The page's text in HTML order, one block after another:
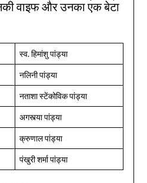
वाइफ और उनका एक बेटा
स्व. हिमांशु पांड्या
नलिनी पांड्या
नताशा स्टेंकोविक पांड्या
अगस्त्या पांड्या
क्रुणाल पांड्या
पंखुरी शर्मा पांड्या